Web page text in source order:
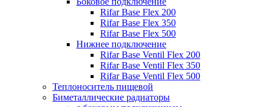
Rifar Base Flex 200
Rifar Base Flex 350
Rifar Base Flex 500
Нижнее подключение
Rifar Base Ventil Flex 200
Rifar Base Ventil Flex 350
Rifar Base Ventil Flex 500
Теплоноситель пищевой
Биметаллические радиаторы